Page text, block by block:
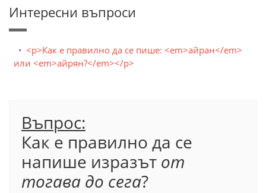
Интересни въпроси
<p>Как е правилно да се пише: <em>айран</em>
или <em>айрян?</em></p>
Въпрос:
Как е правилно да се
напише изразът от
тогава до сега?